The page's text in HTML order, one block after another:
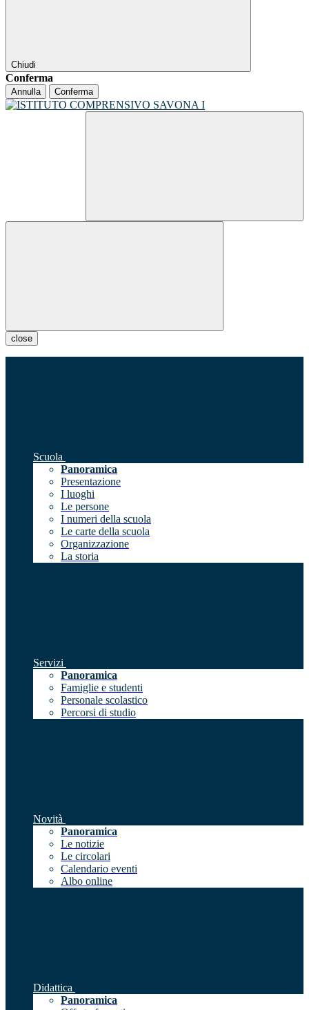
Chiudi
Conferma
Annulla Conferma
close
Scuola
Panoramica
Presentazione
I luoghi
Le persone
I numeri della scuola
Le carte della scuola
Organizzazione
La storia
Servizi
Panoramica
Famiglie e studenti
Personale scolastico
Percorsi di studio
Novità
Panoramica
Le notizie
Le circolari
Calendario eventi
Albo online
Didattica
Panoramica